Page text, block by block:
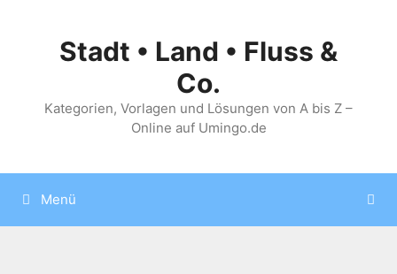
springenStadt • Land • Fluss &
Co.
Kategorien, Vorlagen und Lösungen von A bis Z –
Online auf Umingo.de
Menü